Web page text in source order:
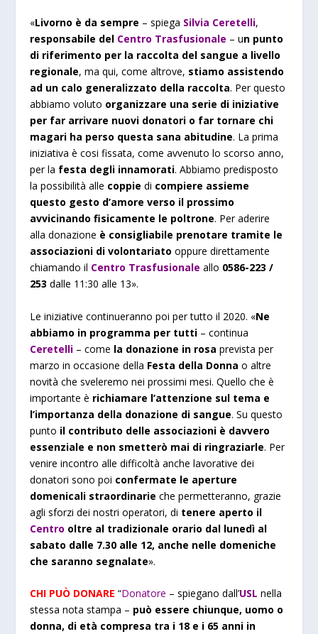
«Livorno è da sempre – spiega Silvia Ceretelli,
responsabile del Centro Trasfusionale – un punto
di riferimento per la raccolta del sangue a livello
regionale, ma qui, come altrove, stiamo assistendo
ad un calo generalizzato della raccolta. Per questo
abbiamo voluto organizzare una serie di iniziative
per far arrivare nuovi donatori o far tornare chi
magari ha perso questa sana abitudine. La prima
iniziativa è cosi fissata, come avvenuto lo scorso anno,
per la festa degli innamorati. Abbiamo predisposto
la possibilità alle coppie di compiere assieme
questo gesto d’amore verso il prossimo
avvicinando fisicamente le poltrone. Per aderire
alla donazione è consigliabile prenotare tramite le
associazioni di volontariato oppure direttamente
chiamando il Centro Trasfusionale allo 0586-223 /
253 dalle 11:30 alle 13».
Le iniziative continueranno poi per tutto il 2020. «Ne
abbiamo in programma per tutti – continua
Ceretelli – come la donazione in rosa prevista per
marzo in occasione della Festa della Donna o altre
novità che sveleremo nei prossimi mesi. Quello che è
importante è richiamare l’attenzione sul tema e
l’importanza della donazione di sangue. Su questo
punto il contributo delle associazioni è davvero
essenziale e non smetterò mai di ringraziarle. Per
venire incontro alle difficoltà anche lavorative dei
donatori sono poi confermate le aperture
domenicali straordinarie che permetteranno, grazie
agli sforzi dei nostri operatori, di tenere aperto il
Centro oltre al tradizionale orario dal lunedì al
sabato dalle 7.30 alle 12, anche nelle domeniche
che saranno segnalate».
CHI PUÒ DONARE “Donatore – spiegano dall’USL nella
stessa nota stampa – può essere chiunque, uomo o
donna, di età compresa tra i 18 e i 65 anni in